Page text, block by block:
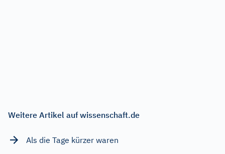
Weitere Artikel auf wissenschaft.de
Als die Tage kürzer waren